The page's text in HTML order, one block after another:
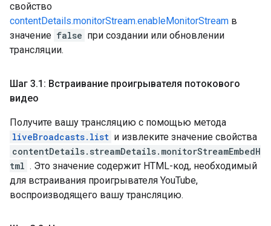
свойство
contentDetails.monitorStream.enableMonitorStream в
значение false при создании или обновлении
трансляции.
Шаг 3.1: Встраивание проигрывателя потокового
видео
Получите вашу трансляцию с помощью метода
liveBroadcasts.list и извлеките значение свойства
contentDetails.streamDetails.monitorStreamEmbedH
tml . Это значение содержит HTML-код, необходимый
для встраивания проигрывателя YouTube,
воспроизводящего вашу трансляцию.